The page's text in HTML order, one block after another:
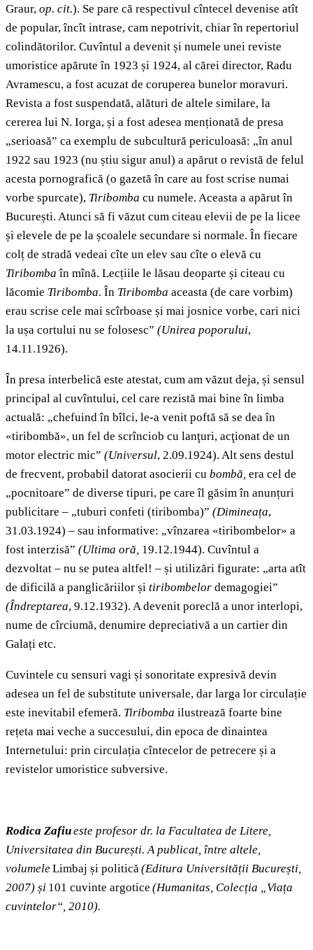
Graur, op. cit.). Se pare că respectivul cîntecel devenise atît
de popular, încît intrase, cam nepotrivit, chiar în repertoriul
colindătorilor. Cuvîntul a devenit și numele unei reviste
umoristice apărute în 1923 și 1924, al cărei director, Radu
Avramescu, a fost acuzat de coruperea bunelor moravuri.
Revista a fost suspendată, alături de altele similare, la
cererea lui N. Iorga, și a fost adesea menționată de presa
„serioasă” ca exemplu de subcultură periculoasă: „în anul
1922 sau 1923 (nu știu sigur anul) a apărut o revistă de felul
acesta pornografică (o gazetă în care au fost scrise numai
vorbe spurcate), Tiribomba cu numele. Aceasta a apărut în
București. Atunci să fi văzut cum citeau elevii de pe la licee
și elevele de pe la școalele secundare si normale. În fiecare
colț de stradă vedeai cîte un elev sau cîte o elevă cu
Tiribomba în mînă. Lecțiile le lăsau deoparte și citeau cu
lăcomie Tiribomba. În Tiribomba aceasta (de care vorbim)
erau scrise cele mai scîrboase și mai josnice vorbe, cari nici
la ușa cortului nu se folosesc” (Unirea poporului,
14.11.1926).
În presa interbelică este atestat, cum am văzut deja, și sensul
principal al cuvîntului, cel care rezistă mai bine în limba
actuală: „chefuind în bîlci, le-a venit poftă să se dea în
«tiribombă», un fel de scrînciob cu lanţuri, acţionat de un
motor electric mic” (Universul, 2.09.1924). Alt sens destul
de frecvent, probabil datorat asocierii cu bombă, era cel de
„pocnitoare” de diverse tipuri, pe care îl găsim în anunțuri
publicitare – „tuburi confeti (tiribomba)” (Dimineața,
31.03.1924) – sau informative: „vînzarea «tiribombelor» a
fost interzisă” (Ultima oră, 19.12.1944). Cuvîntul a
dezvoltat – nu se putea altfel! – și utilizări figurate: „arta atît
de dificilă a panglicăriilor și tiribombelor demagogiei”
(Îndreptarea, 9.12.1932). A devenit poreclă a unor interlopi,
nume de cîrciumă, denumire depreciativă a un cartier din
Galați etc.
Cuvintele cu sensuri vagi și sonoritate expresivă devin
adesea un fel de substitute universale, dar larga lor circulație
este inevitabil efemeră. Tiribomba ilustrează foarte bine
rețeta mai veche a succesului, din epoca de dinaintea
Internetului: prin circulația cîntecelor de petrecere și a
revistelor umoristice subversive.
Rodica Zafiueste profesor dr. la Facultatea de Litere,
Universitatea din București. A publicat, între altele,
volumeleLimbaj și politică(Editura Universității București,
2007) și 101 cuvinte argotice (Humanitas, Colecția „Viața
cuvintelor“, 2010).